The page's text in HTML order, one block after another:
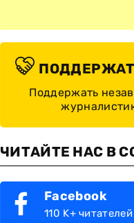
Поддержать
ЧИТАЙТЕ НАС В
Facebook
110 K+ читателей